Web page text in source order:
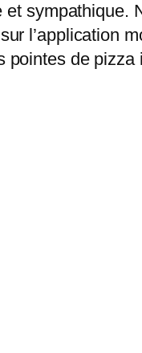
sympathique.
l’application
de pizza